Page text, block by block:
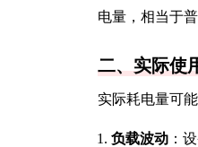
电量，相当于
二、实际使
实际耗电量可
负载波动 ：